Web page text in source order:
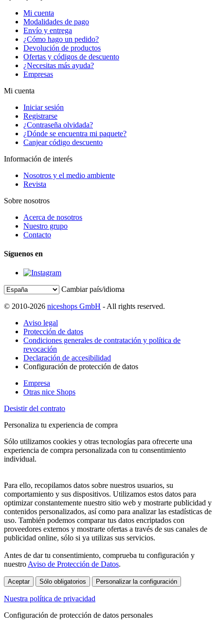
Mi cuenta
Modalidades de pago
Envío y entrega
¿Cómo hago un pedido?
Devolución de productos
Ofertas y códigos de descuento
¿Necesitas más ayuda?
Empresas
Mi cuenta
Iniciar sesión
Registrarse
¿Contraseña olvidada?
¿Dónde se encuentra mi paquete?
Canjear código descuento
Información de interés
Nosotros y el medio ambiente
Revista
Sobre nosotros
Acerca de nosotros
Nuestro grupo
Contacto
Síguenos en
Cambiar país/idioma
© 2010-2026 niceshops GmbH - All rights reserved.
Aviso legal
Protección de datos
Condiciones generales de contratación y política de
revocación
Declaración de accesibilidad
Configuración de protección de datos
Empresa
Otras nice Shops
Desistir del contrato
Personaliza tu experiencia de compra
Sólo utilizamos cookies y otras tecnologías para ofrecerte una
experiencia de compra personalizada con tu consentimiento
individual.
Para ello, recopilamos datos sobre nuestros usuarios, su
comportamiento y sus dispositivos. Utilizamos estos datos para
optimizar constantemente nuestro sitio web y mostrarte publicidad y
contenidos personalizados, así como para analizar las estadísticas de
uso. También podemos comparar tus datos encriptados con
proveedores externos y mostrarte ofertas a través de sus canales de
publicidad online, sólo si ya utilizas sus servicios.
Antes de dar tu consentimiento, comprueba tu configuración y
nuestro Aviso de Protección de Datos.
Aceptar Sólo obligatorios Personalizar la configuración
Nuestra política de privacidad
Configuración de protección de datos personales